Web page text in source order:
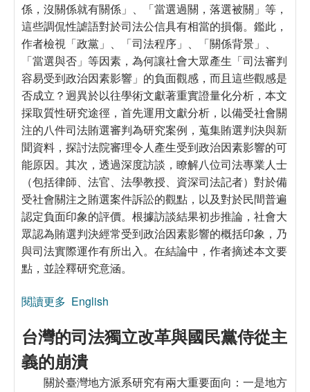
係，沒關係就有關係」、「當選過關，落選被關」等，
這些調侃性謔語對於司法公信具有相當的損傷。鑑此，
作者檢視「政黨」、「司法程序」、「關係背景」、
「當選與否」等因素，為何讓社會大眾產生「司法審判
容易受到政治因素影響」的負面觀感，而且這些觀感是
否成立？迥異於以往學術文獻著重實證量化分析，本文
採取質性研究途徑，首先運用文獻分析，以備受社會關
注的八件司法賄選審判為研究案例，蒐集賄選判決與新
聞資料，探討法院審理令人產生受到政治因素影響的可
能原因。其次，透過深度訪談，瞭解八位司法專業人士
（包括律師、法官、法學教授、資深司法記者）對於備
受社會關注之賄選案件訴訟的觀點，以及對於民間普遍
認定負面印象的評價。根據訪談結果初步推論，社會大
眾認為賄選判決經常受到政治因素影響的概括印象，乃
與司法實際運作有所出入。在結論中，作者摘述本文要
點，並詮釋研究意涵。
閱讀更多 關於政治因素對於賄選訴訟案件的可能影響：司法
English
台灣的司法獨立改革與國民黨侍從主
義的崩潰
關於臺灣地方派系研究有兩大重要面向：一是地方